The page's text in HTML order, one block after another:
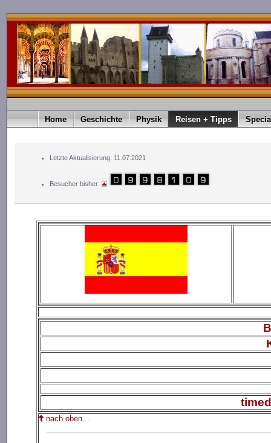
Home Geschichte Physik Reisen + Tipps
Letzte Aktualisierung: 11.07.2021
Besucher bisher:
nach oben...